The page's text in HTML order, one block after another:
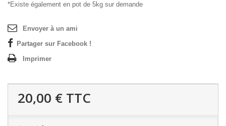
*Existe également en pot de 5kg sur demande
Envoyer à un ami
Partager sur Facebook !
Imprimer
20,00 € TTC